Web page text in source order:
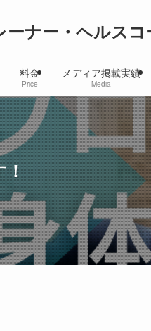
ーナー・ヘルス
料金
Price
メディア掲載実績
Media
！